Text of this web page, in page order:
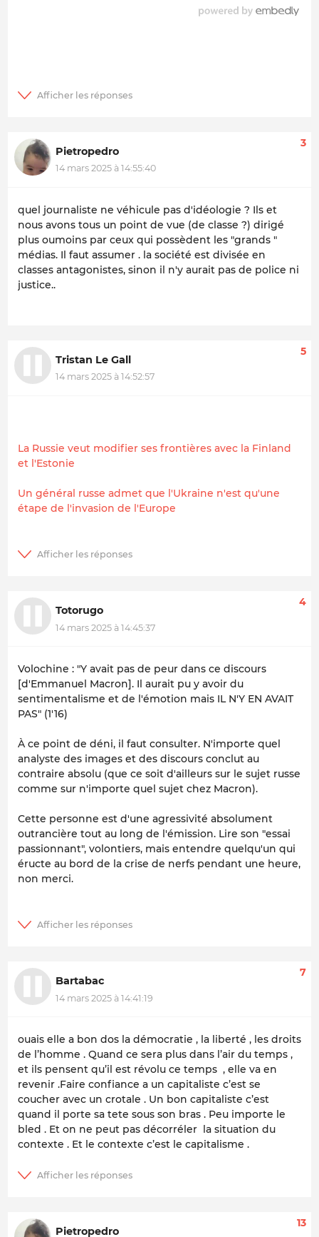
Pietropedro
14 mars 2025 à 14:55:40
3
quel journaliste ne véhicule pas d'idéologie ? Ils et
nous avons tous un point de vue (de classe ?) dirigé
plus oumoins par ceux qui possèdent les "grands "
médias. Il faut assumer . la société est divisée en
classes antagonistes, sinon il n'y aurait pas de police ni
justice..
Tristan Le Gall
14 mars 2025 à 14:52:57
5
La Russie veut modifier ses frontières avec la Finland
et l'Estonie
Un général russe admet que l'Ukraine n'est qu'une
étape de l'invasion de l'Europe
Totorugo
14 mars 2025 à 14:45:37
4
Volochine : "Y avait pas de peur dans ce discours
[d'Emmanuel Macron]. Il aurait pu y avoir du
sentimentalisme et de l'émotion mais IL N'Y EN AVAIT
PAS" (1'16)
À ce point de déni, il faut consulter. N'importe quel
analyste des images et des discours conclut au
contraire absolu (que ce soit d'ailleurs sur le sujet russe
comme sur n'importe quel sujet chez Macron).
Cette personne est d'une agressivité absolument
outrancière tout au long de l'émission. Lire son "essai
passionnant", volontiers, mais entendre quelqu'un qui
éructe au bord de la crise de nerfs pendant une heure,
non merci.
Bartabac
14 mars 2025 à 14:41:19
7
ouais elle a bon dos la démocratie , la liberté , les droits
de l’homme . Quand ce sera plus dans l’air du temps ,
et ils pensent qu’il est révolu ce temps , elle va en
revenir .Faire confiance a un capitaliste c’est se
coucher avec un crotale . Un bon capitaliste c’est
quand il porte sa tete sous son bras . Peu importe le
bled . Et on ne peut pas décorréler la situation du
contexte . Et le contexte c’est le capitalisme .
Pietropedro
13